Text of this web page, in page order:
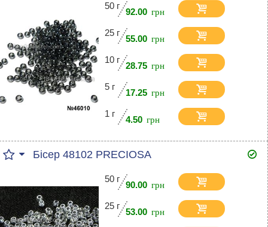
50 г
92.00
25 г
55.00
10 г
28.75
5 г
17.25
1 г
4.50
Бісер 48102 PRECIOSA
50 г
90.00
25 г
53.00